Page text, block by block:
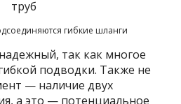
гибкие шланги
так как многое
подводки. Также не
— наличие двух
а это — потенциальное